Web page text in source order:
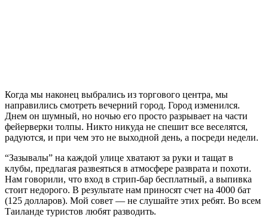
Когда мы наконец выбрались из торгового центра, мы
направились смотреть вечерний город. Город изменился.
Днем он шумный, но ночью его просто разрывает на части
фейерверки толпы. Никто никуда не спешит все веселятся,
радуются, и при чем это не выходной день, а посреди недели.
“Зазывалы” на каждой улице хватают за руки и тащат в
клубы, предлагая развеяться в атмосфере разврата и похоти.
Нам говорили, что вход в стрип-бар бесплатный, а выпивка
стоит недорого. В результате нам приносят счет на 4000 бат
(125 долларов). Мой совет — не слушайте этих ребят. Во всем
Таиланде туристов любят разводить.